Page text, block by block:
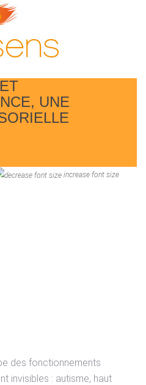
UNE
increase font size
des fonctionnements
invisibles : autisme, haut